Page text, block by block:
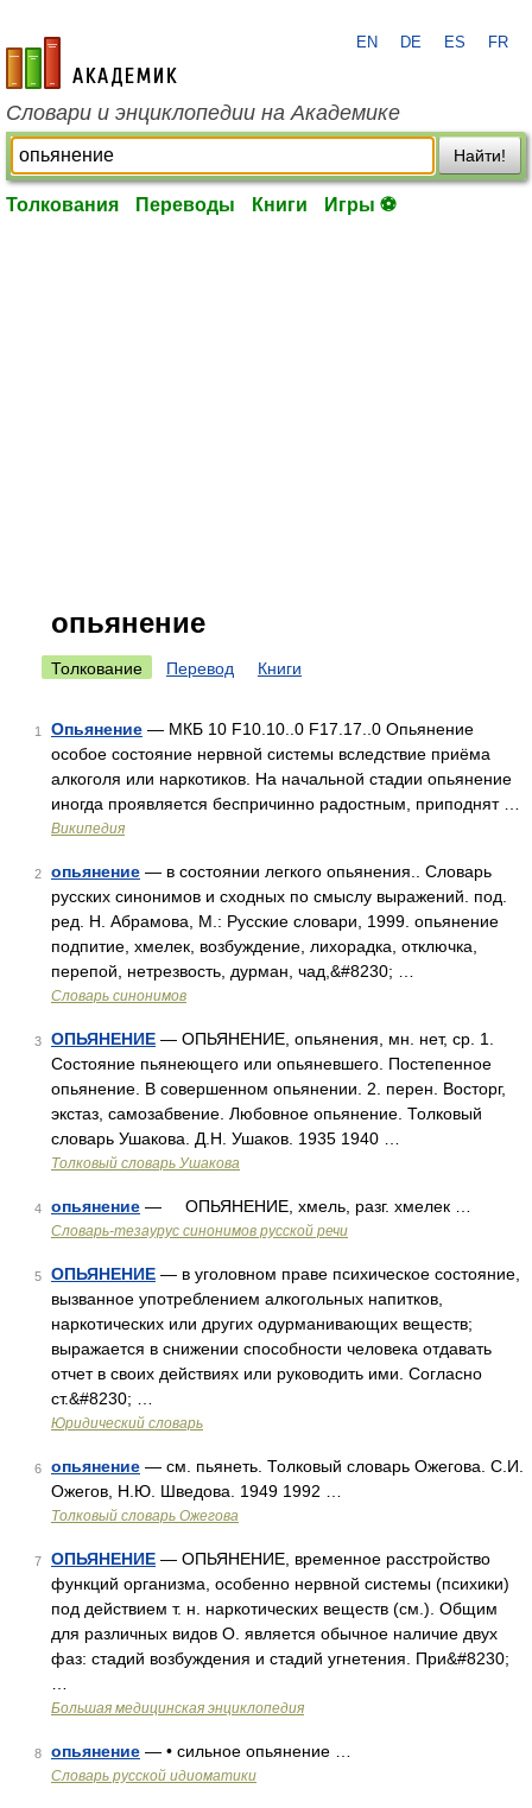
academic.ru
EN DE ES FR
Словари и энциклопедии на Академике
Найти!
Толкования Переводы Книги Игры ⚽
опьянение
Толкование Перевод Книги
1 Опьянение — МКБ 10 F10.10..0 F17.17..0 Опьянение
особое состояние нервной системы вследствие приёма
алкоголя или наркотиков. На начальной стадии опьянение
иногда проявляется беспричинно радостным, приподнят …
Википедия
2 опьянение — в состоянии легкого опьянения.. Словарь
русских синонимов и сходных по смыслу выражений. под.
ред. Н. Абрамова, М.: Русские словари, 1999. опьянение
подпитие, хмелек, возбуждение, лихорадка, отключка,
перепой, нетрезвость, дурман, чад,&#8230; …
Словарь синонимов
3 ОПЬЯНЕНИЕ — ОПЬЯНЕНИЕ, опьянения, мн. нет, ср. 1.
Состояние пьянеющего или опьяневшего. Постепенное
опьянение. В совершенном опьянении. 2. перен. Восторг,
экстаз, самозабвение. Любовное опьянение. Толковый
словарь Ушакова. Д.Н. Ушаков. 1935 1940 …
Толковый словарь Ушакова
4 опьянение — ОПЬЯНЕНИЕ, хмель, разг. хмелек …
Словарь-тезаурус синонимов русской речи
5 ОПЬЯНЕНИЕ — в уголовном праве психическое состояние,
вызванное употреблением алкогольных напитков,
наркотических или других одурманивающих веществ;
выражается в снижении способности человека отдавать
отчет в своих действиях или руководить ими. Согласно
ст.&#8230; …
Юридический словарь
6 опьянение — см. пьянеть. Толковый словарь Ожегова. С.И.
Ожегов, Н.Ю. Шведова. 1949 1992 …
Толковый словарь Ожегова
7 ОПЬЯНЕНИЕ — ОПЬЯНЕНИЕ, временное расстройство
функций организма, особенно нервной системы (психики)
под действием т. н. наркотических веществ (см.). Общим
для различных видов О. является обычное наличие двух
фаз: стадий возбуждения и стадий угнетения. При&#8230;
Большая медицинская энциклопедия
8 опьянение — • сильное опьянение …
Словарь русской идиоматики